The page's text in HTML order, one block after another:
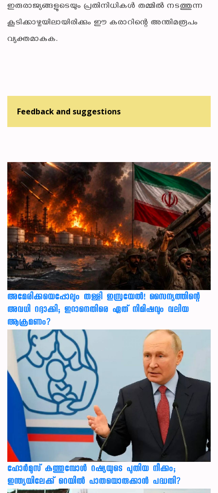
ഇരുരാജ്യങ്ങളുടെയും പ്രതിനിധികൾ തമ്മിൽ നടത്തുന്ന
കൂടിക്കാഴ്ചയിലായിരിക്കും ഈ കരാറിന്റെ അന്തിമരൂപം
വ്യക്തമാകുക.
Feedback and suggestions
അമേരിക്കയെപ്പോലും തള്ളി ഇസ്രയേൽ! സൈന്യത്തിന്റെ
അവധി റദ്ദാക്കി; ഇറാനെതിരെ ഏത് നിമിഷവും വലിയ
ആക്രമണം?
ഹോർമുസ് കത്തുമ്പോൾ റഷ്യയുടെ പുതിയ നീക്കം;
ഇന്ത്യയിലേക്ക് റെയിൽ പാതയൊരുക്കാൻ പദ്ധതി?